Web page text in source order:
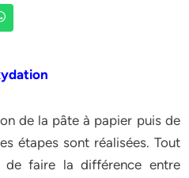
de la pâte à papier puis de
étapes sont réalisées. Tout
de faire la différence entre